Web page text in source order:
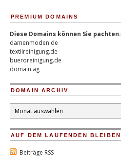
PREMIUM DOMAINS
Diese Domains können Sie pachten:
damenmoden.de
textilreinigung.de
bueroreinigung.de
domain.ag
DOMAIN ARCHIV
Domain
Archiv
AUF DEM LAUFENDEN BLEIBEN
Beiträge RSS